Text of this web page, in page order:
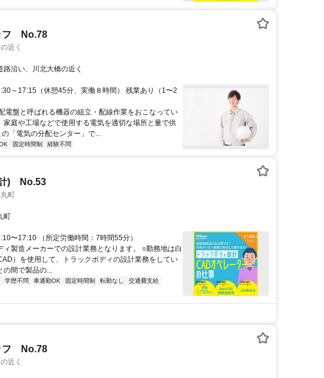
フ No.78
近く
沿い、川北大橋の近く
～17:15（休憩45分、実働８時間） 残業あり（1〜2
電盤と呼ばれる機器の組立・配線作業をおこなってい
家庭や工場などで使用する電気を適切な場所と量で供
「電気の分配センター」で...
固定時間制 経験不問
) No.53
町
町
〜17:10 （所定労働時間：7時間55分）
ィ製造メーカーでの設計業務となります。 ○勤務地は白
）を使用して、トラックボディの設計業務をしてい
の間で製品の...
学歴不問 車通勤OK 固定時間制 転勤なし
交通費支給
フ No.78
近く